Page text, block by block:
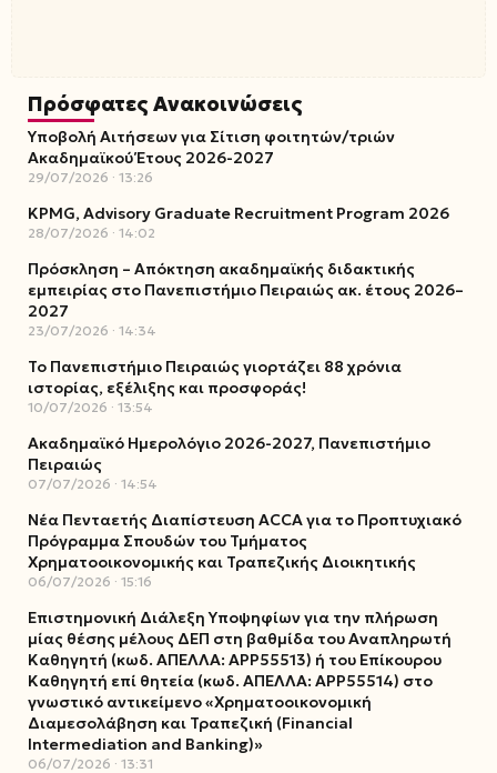
Πρόσφατες Ανακοινώσεις
Υποβολή Αιτήσεων για Σίτιση φοιτητών/τριών
Ακαδημαϊκού Έτους 2026-2027
29/07/2026 13:26
KPMG, Advisory Graduate Recruitment Program 2026
28/07/2026 14:02
Πρόσκληση – Απόκτηση ακαδημαϊκής διδακτικής
εμπειρίας στο Πανεπιστήμιο Πειραιώς ακ. έτους 2026–
2027
23/07/2026 14:34
Το Πανεπιστήμιο Πειραιώς γιορτάζει 88 χρόνια
ιστορίας, εξέλιξης και προσφοράς!
10/07/2026 13:54
Ακαδημαϊκό Ημερολόγιο 2026-2027, Πανεπιστήμιο
Πειραιώς
07/07/2026 14:54
Νέα Πενταετής Διαπίστευση ACCA για το Προπτυχιακό
Πρόγραμμα Σπουδών του Τμήματος
Χρηματοοικονομικής και Τραπεζικής Διοικητικής
06/07/2026 15:16
Επιστημονική Διάλεξη Υποψηφίων για την πλήρωση
μίας θέσης μέλους ΔΕΠ στη βαθμίδα του Αναπληρωτή
Καθηγητή (κωδ. ΑΠΕΛΛΑ: ΑΡΡ55513) ή του Επίκουρου
Καθηγητή επί θητεία (κωδ. ΑΠΕΛΛΑ: ΑΡΡ55514) στο
γνωστικό αντικείμενο «Χρηματοοικονομική
Διαμεσολάβηση και Τραπεζική (Financial
Intermediation and Banking)»
06/07/2026 13:31